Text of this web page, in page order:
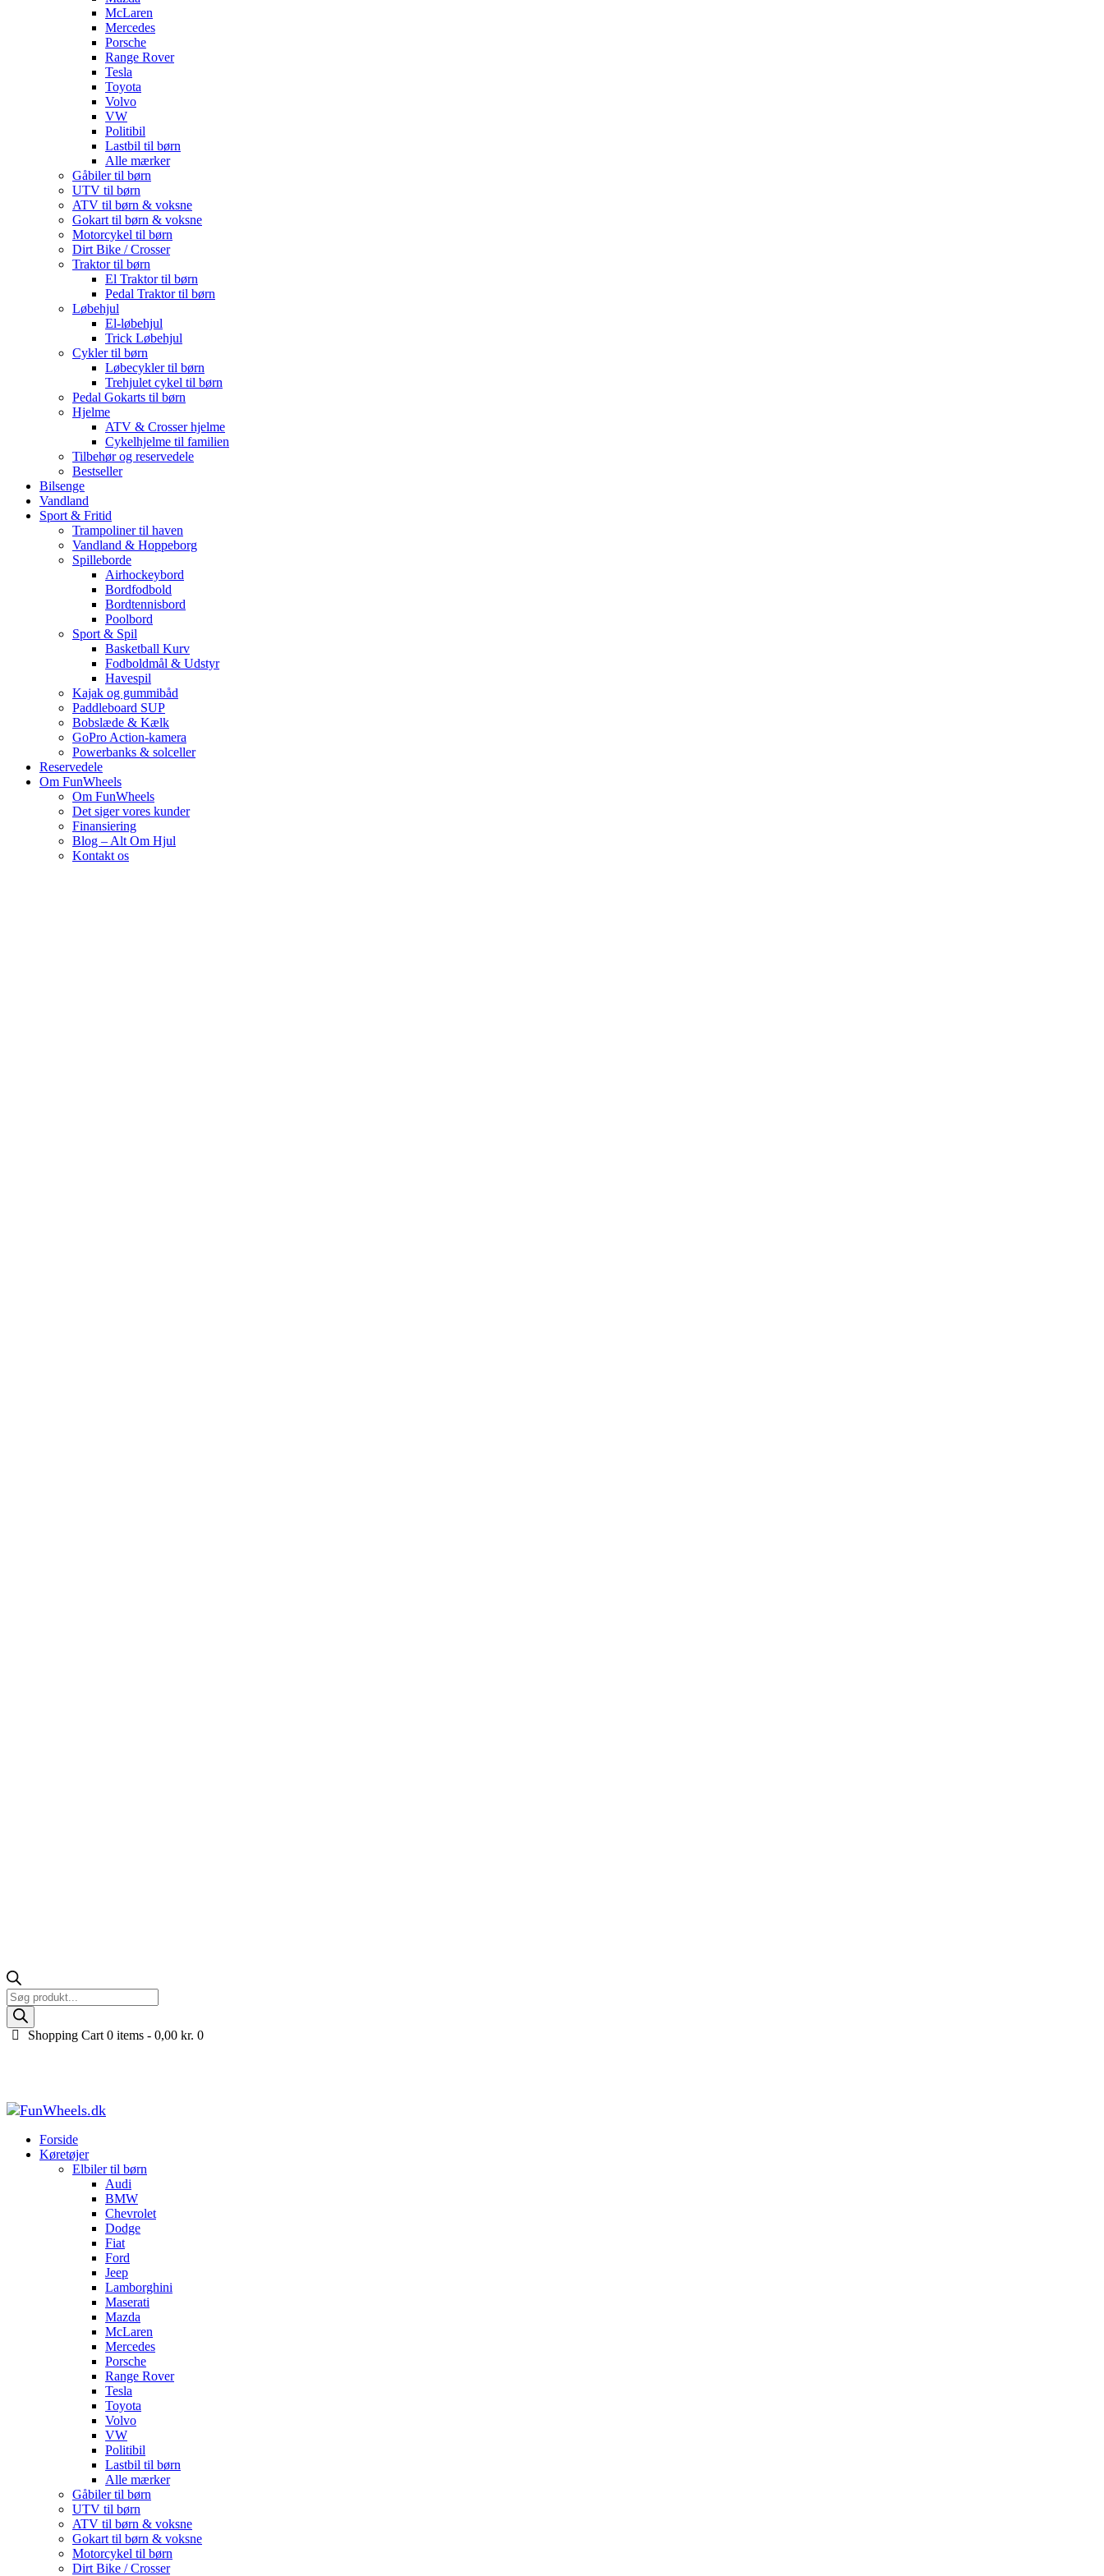
McLaren
Mercedes
Porsche
Range Rover
Tesla
Toyota
Volvo
VW
Politibil
Lastbil til børn
Alle mærker
Gåbiler til børn
UTV til børn
ATV til børn & voksne
Gokart til børn & voksne
Motorcykel til børn
Dirt Bike / Crosser
Traktor til børn
El Traktor til børn
Pedal Traktor til børn
Løbehjul
El-løbehjul
Trick Løbehjul
Cykler til børn
Løbecykler til børn
Trehjulet cykel til børn
Pedal Gokarts til børn
Hjelme
ATV & Crosser hjelme
Cykelhjelme til familien
Tilbehør og reservedele
Bestseller
Bilsenge
Vandland
Sport & Fritid
Trampoliner til haven
Vandland & Hoppeborg
Spilleborde
Airhockeybord
Bordfodbold
Bordtennisbord
Poolbord
Sport & Spil
Basketball Kurv
Fodboldmål & Udstyr
Havespil
Kajak og gummibåd
Paddleboard SUP
Bobslæde & Kælk
GoPro Action-kamera
Powerbanks & solceller
Reservedele
Om FunWheels
Om FunWheels
Det siger vores kunder
Finansiering
Blog – Alt Om Hjul
Kontakt os
Products
search
Shopping Cart 0 items -0,00kr. 0
Forside
Køretøjer
Elbiler til børn
Audi
BMW
Chevrolet
Dodge
Fiat
Ford
Jeep
Lamborghini
Maserati
Mazda
McLaren
Mercedes
Porsche
Range Rover
Tesla
Toyota
Volvo
VW
Politibil
Lastbil til børn
Alle mærker
Gåbiler til børn
UTV til børn
ATV til børn & voksne
Gokart til børn & voksne
Motorcykel til børn
Dirt Bike / Crosser